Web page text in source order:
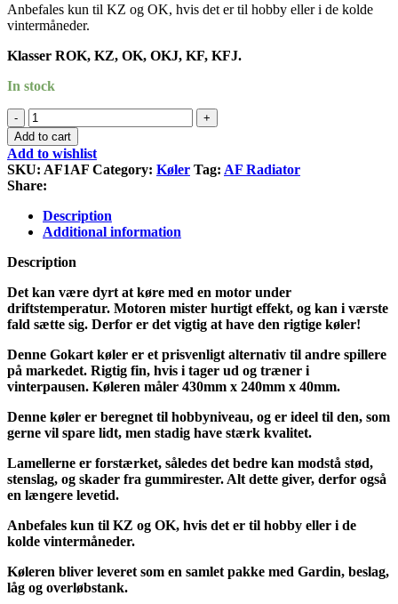
Anbefales kun til KZ og OK, hvis det er til hobby eller i de kolde
vintermåneder.
Klasser ROK, KZ, OK, OKJ, KF, KFJ.
In stock
AF
Radiator
AF1
quantity
Add to cart
Add to wishlist
SKU: AF1AF Category: Køler Tag: AF Radiator
Share:
Description
Additional information
Description
Det kan være dyrt at køre med en motor under
driftstemperatur. Motoren mister hurtigt effekt, og kan i værste
fald sætte sig. Derfor er det vigtig at have den rigtige køler!
Denne Gokart køler er et prisvenligt alternativ til andre spillere
på markedet. Rigtig fin, hvis i tager ud og træner i
vinterpausen. Køleren måler 430mm x 240mm x 40mm.
Denne køler er beregnet til hobbyniveau, og er ideel til den, som
gerne vil spare lidt, men stadig have stærk kvalitet.
Lamellerne er forstærket, således det bedre kan modstå stød,
stenslag, og skader fra gummirester. Alt dette giver, derfor også
en længere levetid.
Anbefales kun til KZ og OK, hvis det er til hobby eller i de
kolde vintermåneder.
Køleren bliver leveret som en samlet pakke med Gardin, beslag,
låg og overløbstank.